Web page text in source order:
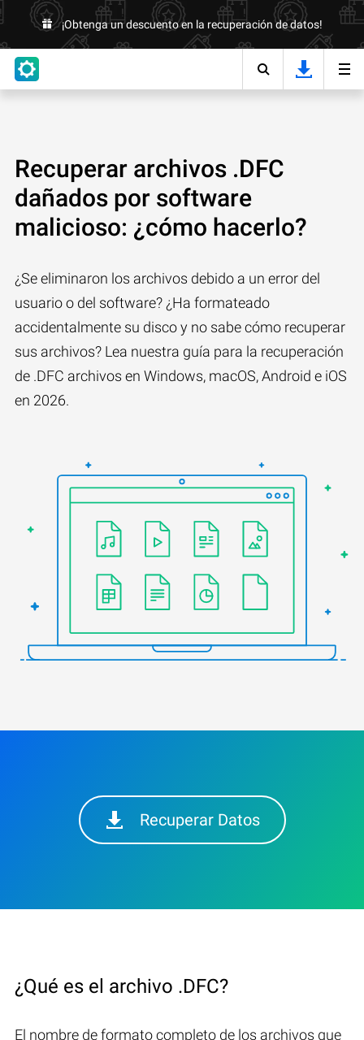
¡Obtenga un descuento en la recuperación de datos!
Recuperar archivos .DFC
dañados por software
malicioso: ¿cómo hacerlo?
¿Se eliminaron los archivos debido a un error del
usuario o del software? ¿Ha formateado
accidentalmente su disco y no sabe cómo recuperar
sus archivos? Lea nuestra guía para la recuperación
de .DFC archivos en Windows, macOS, Android e iOS
en 2026.
Recuperar Datos
¿Qué es el archivo .DFC?
El nombre de formato completo de los archivos que